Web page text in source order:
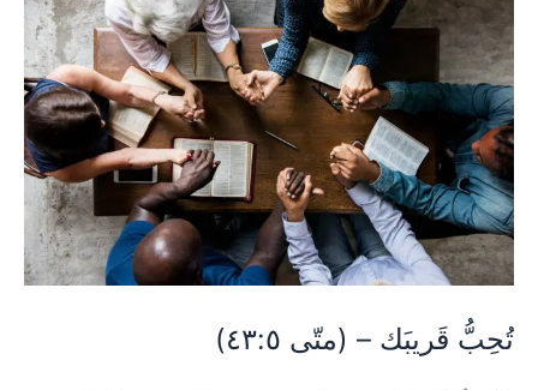
تُحِبُّ قَريبَك – (متّى ٤٣:٥)
قَريبَك
(متّى
٤٣:٥)